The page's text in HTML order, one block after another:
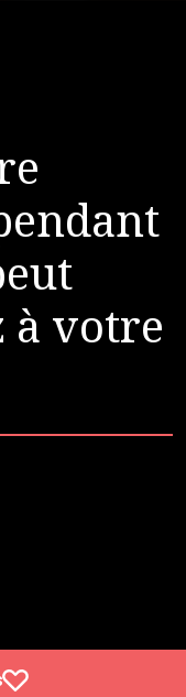
à votre